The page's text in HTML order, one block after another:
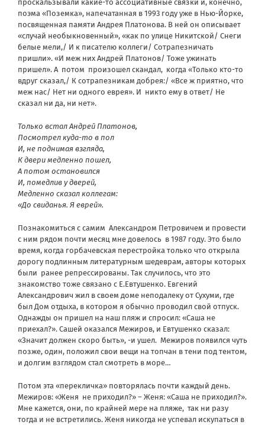
проскальзывали какие-то ассоциативные связки и, конечно,
поэма «Поземка», напечатанная в 1993 году уже в Нью-Йорке,
посвященная памяти Андрея Платонова. В ней он описывает
«случай необыкновенный», «как по улице Никитской/ Снеги
белые мели,/ И к писателю коллеги/ Сотрапезничать
пришли». «И меж них Андрей Платонов/ Тоже ужинать
пришел». А потом произошел скандал, когда «Только кто-то
вдруг сказал,/ К сотрапезникам добрея:/ «Все ж приятно, что
меж нас/ Нет ни одного еврея». И никто ему в ответ/ Не
сказал ни да, ни нет».
Только встал Андрей Платонов,
Посмотрел куда-то в пол
И, не поднимая взгляда,
К двери медленно пошел,
А потом остановился
И, помедлив у дверей,
Медленно сказал коллегам:
«До свиданья. Я еврей».
Познакомиться с самим Александром Петровичем и провести
с ним рядом почти месяц мне довелось в 1987 году. Это было
время, когда горбачевская перестройка только что открыла
дорогу подлинным литературным шедеврам, авторы которых
были ранее репрессированы. Так случилось, что это
знакомство тоже связано с Е.Евтушенко. Евгений
Александрович жил в своем доме неподалеку от Сухуми, где
был Дом отдыха, в котором я обычно проводил свой отпуск.
Однажды он пришел на наш пляж и спросил: «Саша не
приехал?». Сашей оказался Межиров, и Евтушенко сказал:
«Значит должен скоро быть», -и ушел. Межиров появился чуть
позже, один, положил свои вещи на топчан в тени под тентом,
и долгим взглядом стал смотреть в море…
Потом эта «перекличка» повторялась почти каждый день.
Межиров: «Женя не приходил?» – Женя: «Саша не приходил?».
Мне кажется, они, по крайней мере на пляже, так ни разу
тогда и не встретились. Женя никогда не успевал искупаться в